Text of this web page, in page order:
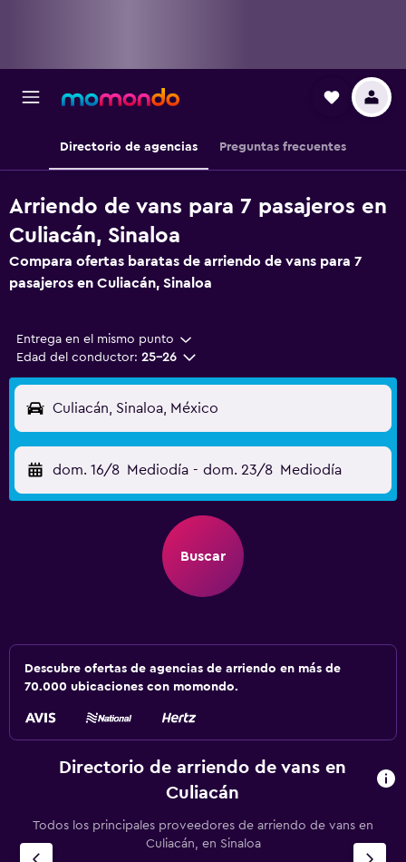
Directorio de agencias Preguntas frecuentes
Arriendo de vans para 7 pasajeros en
Culiacán, Sinaloa
Compara ofertas baratas de arriendo de vans para 7
pasajeros en Culiacán, Sinaloa
Entrega en el mismo punto
Edad del conductor: 25-26
Culiacán, Sinaloa, México
dom. 16/8 Mediodía - dom. 23/8 Mediodía
Buscar
Descubre ofertas de agencias de arriendo en más de
70.000 ubicaciones con momondo.
Directorio de arriendo de vans en
Culiacán
Todos los principales proveedores de arriendo de vans en
Culiacán, en Sinaloa